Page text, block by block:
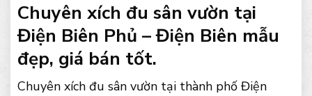
Chuyên xích đu sân vườn tại
Điện Biên Phủ – Điện Biên mẫu
đẹp, giá bán tốt.
Chuyên xích đu sân vườn tại thành phố Điện